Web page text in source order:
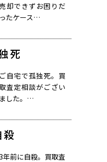
却できずお困りだ
ったケース…
死
ご自宅で孤独死。買
査定相談がござい
ました。…
殺
年前に自殺。買取査